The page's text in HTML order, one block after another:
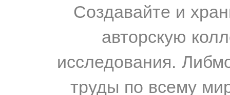
Создавайте и
авторскую
исследования.
труды по всему